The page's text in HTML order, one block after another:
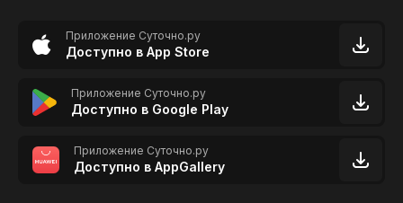
Приложение Суточно.ру
Доступно в App Store
Приложение Суточно.ру
Доступно в Google Play
Приложение Суточно.ру
Доступно в AppGallery